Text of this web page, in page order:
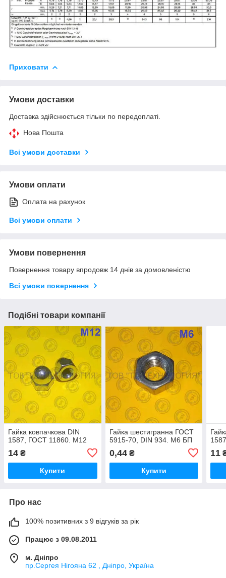
Приховати
Умови доставки
Доставка здійснюється тільки по передоплаті.
Нова Пошта
Всі умови доставки
Умови оплати
Оплата на рахунок
Всі умови оплати
Умови повернення
Повернення товару впродовж 14 днів за домовленістю
Всі умови повернення
Подібні товари компанії
Гайка ковпачкова DIN
1587, ГОСТ 11860. М12
14 ₴
Купити
Гайка шестигранна ГОСТ
5915-70, DIN 934. М6 БП
0,44₴
Купити
11
Про нас
100% позитивних з 9 відгуків за рік
Працює з 09.08.2011
м. Дніпро
пр.Сергея Нігояна 62 , Дніпро, Україна